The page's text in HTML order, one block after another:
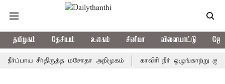
தமிழகம் தேசியம் உலகம் சினிமா விளையாட்டு
சீர்திருத்த மசோதா அறிமுகம் காவிரி நீர் ஒழுங்காற்று குழு நாளை